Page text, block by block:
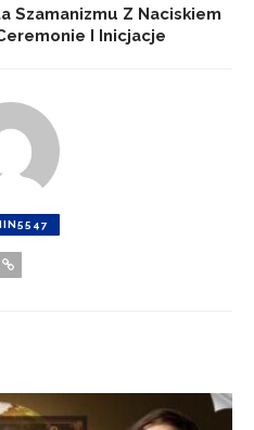
Szamanizmu Z Naciskiem
I Inicjacje